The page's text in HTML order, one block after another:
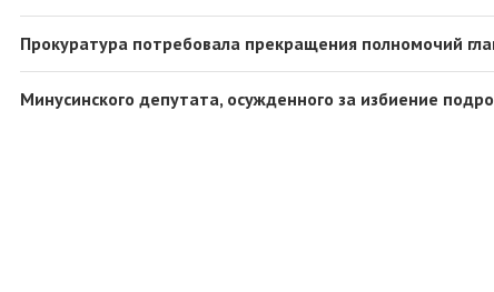
Прокуратура потребовала прекращения полномочий
Минусинского депутата, осужденного за избиение